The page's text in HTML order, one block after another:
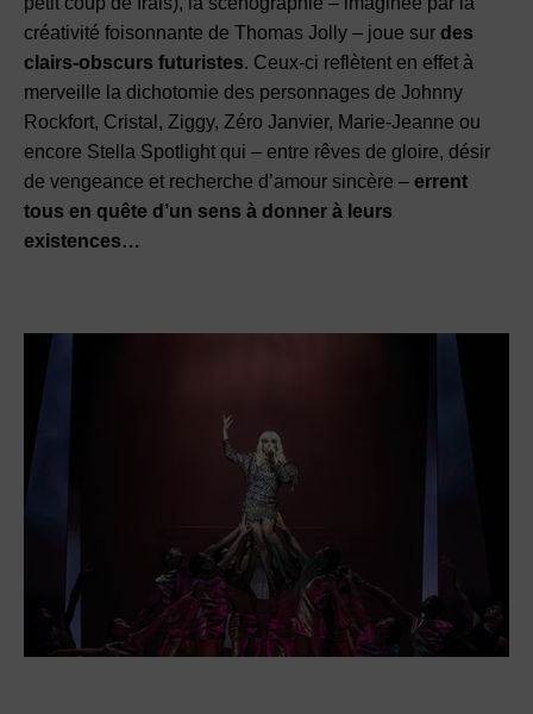
créativité foisonnante de Thomas Jolly – joue sur des
clairs-obscurs futuristes. Ceux-ci reflètent en effet à
merveille la dichotomie des personnages de Johnny
Rockfort, Cristal, Ziggy, Zéro Janvier, Marie-Jeanne ou
encore Stella Spotlight qui – entre rêves de gloire, désir
de vengeance et recherche d’amour sincère – errent
tous en quête d’un sens à donner à leurs
existences…